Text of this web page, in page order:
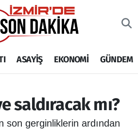
ASAYİŞ EKONOMİ GÜNDEM
saldıracak mı?
son gerginliklerin ardından
Haritası